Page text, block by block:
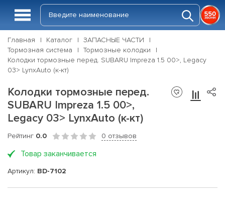
Главная Каталог
ЗАПАСНЫЕ ЧАСТИ
Тормозная система
Тормозные колодки
Колодки тормозные перед. SUBARU Impreza 1.5 00>, Legacy
03> LynxAuto (к-кт)
Колодки тормозные перед.
SUBARU Impreza 1.5 00>,
Legacy 03> LynxAuto (к-кт)
Рейтинг 0.0 0 отзывов
Товар заканчивается
Артикул: BD-7102